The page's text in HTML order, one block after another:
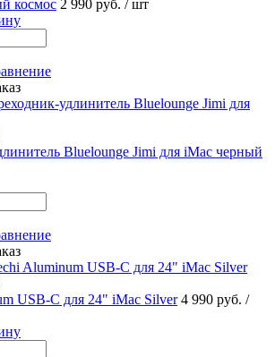
космоc 2 990 руб. / шт
Bluelounge Jimi для iMac черный
USB-C для 24" iMac Silver 4 990 руб. /